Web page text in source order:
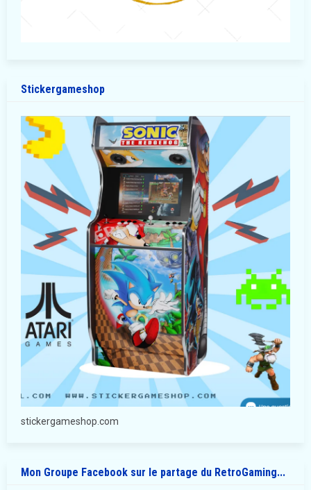
Stickergameshop
stickergameshop.com
Mon Groupe Facebook sur le partage du RetroGaming...